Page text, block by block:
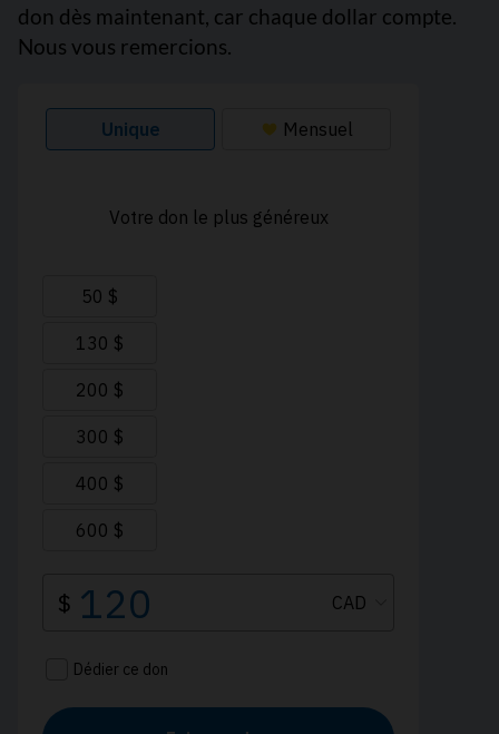
don dès maintenant, car chaque dollar compte.
Nous vous remercions.